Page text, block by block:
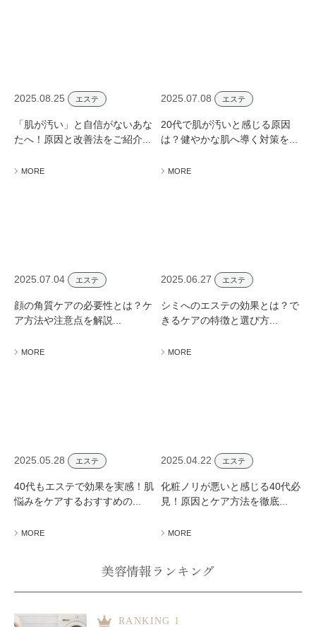
2025.08.25 エステ
「肌が汚い」と自信がないあな
たへ！原因と改善法をご紹介...
MORE
2025.07.08 エステ
20代で肌が汚いと感じる原因
は？健やかな肌へ導く対策を...
MORE
2025.07.04 エステ
顔の角質ケアの必要性とは？ケ
ア方法や注意点を解説...
MORE
2025.06.27 エステ
シミへのエステの効果とは？で
きるケアの特徴と選び方...
MORE
2025.05.28 エステ
40代もエステで効果を実感！肌
悩みをケアするおすすめの...
MORE
2025.04.22 エステ
化粧ノリが悪いと感じる40代必
見！原因とケア方法を徹底...
MORE
美容情報ランキング
RANKING 1